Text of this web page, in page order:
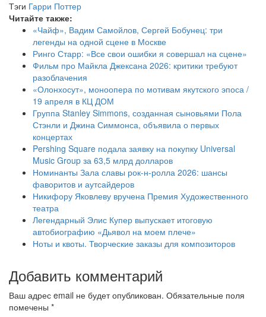
Тэги Гарри Поттер
Читайте также:
«Чайф», Вадим Самойлов, Сергей Бобунец: три
легенды на одной сцене в Москве
Ринго Старр: «Все свои ошибки я совершал на сцене»
Фильм про Майкла Джексана 2026: критики требуют
разоблачения
«Олонхосут», моноопера по мотивам якутского эпоса /
19 апреля в КЦ ДОМ
Группа Stanley Simmons, созданная сыновьями Пола
Стэнли и Джина Симмонса, объявила о первых
концертах
Pershing Square подала заявку на покупку Universal
Music Group за 63,5 млрд долларов
Номинанты Зала славы рок-н-ролла 2026: шансы
фаворитов и аутсайдеров
Никифору Яковлеву вручена Премия Художественного
театра
Легендарный Элис Купер выпускает итоговую
автобиографию «Дьявол на моем плече»
Ноты и квоты. Творческие заказы для композиторов
Добавить комментарий
Ваш адрес email не будет опубликован. Обязательные поля
помечены *